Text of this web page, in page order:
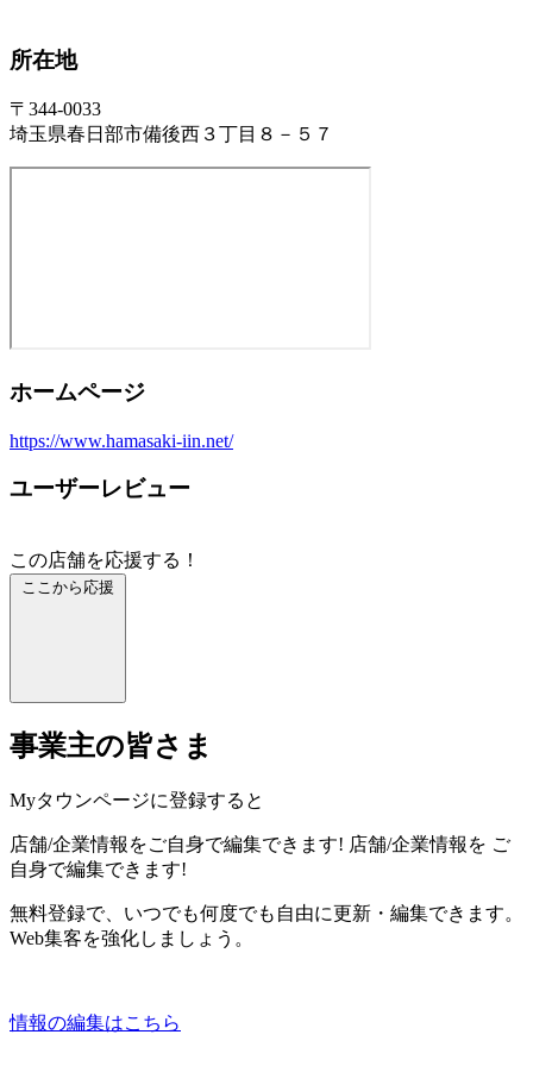
所在地
〒344-0033
埼玉県春日部市備後西３丁目８－５７
ホームページ
https://www.hamasaki-iin.net/
ユーザーレビュー
この店舗を応援する！
ここから応援
事業主の皆さま
Myタウンページに登録すると
店舗/企業情報をご自身で編集できます! 店舗/企業情報を ご
自身で編集できます!
無料登録で、いつでも何度でも自由に更新・編集できます。
Web集客を強化しましょう。
情報の編集はこちら